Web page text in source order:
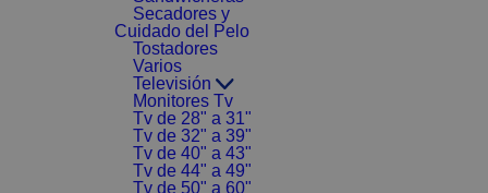
Secadores y
Cuidado del Pelo
Tostadores
Varios
Televisión
Monitores Tv
Tv de 28" a 31"
Tv de 32" a 39"
Tv de 40" a 43"
Tv de 44" a 49"
Tv de 50" a 60"